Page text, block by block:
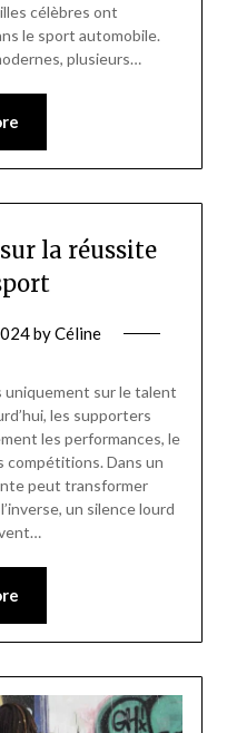
célèbres ont
le sport automobile.
plusieurs…
la réussite
byCéline
uniquement sur le talent
les supporters
les performances, le
compétitions. Dans un
peut transformer
un silence lourd